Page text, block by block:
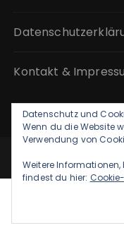
Kontakt &
GuCherry Blog von
Datenschutz und
Wenn du die Website
Verwendung von
Weitere Informationen,
findest du hier: